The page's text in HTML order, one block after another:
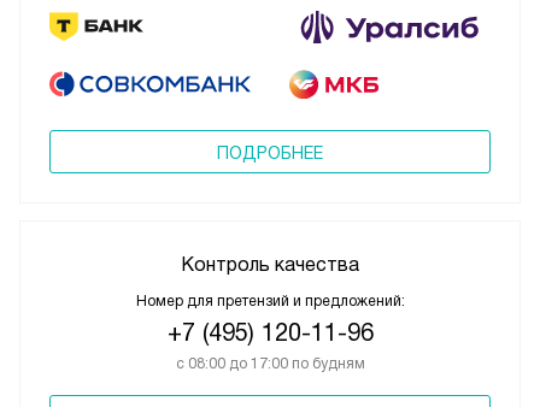
ПОДРОБНЕЕ
Контроль качества
Номер для претензий и предложений:
+7 (495) 120-11-96
с 08:00 до 17:00 по будням